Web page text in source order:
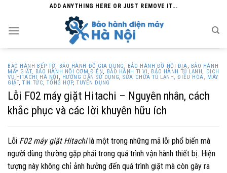
content
ADD ANYTHING HERE OR JUST REMOVE IT...
BẢO HÀNH BẾP TỪ, BẢO HÀNH ĐỒ GIA DỤNG , BẢO HÀNH ĐỒ NỘI ĐỊA, BẢO HÀNH
MÁY GIẶT, BẢO HÀNH NỒI CƠM ĐIỆN, BẢO HÀNH TI VI, BẢO HÀNH TỦ LẠNH, DỊCH
VỤ HITACHI HÀ NỘI , HƯỚNG DẪN SỬ DỤNG,SỬA CHỮA TỦ LẠNH, ĐIỀU HÒA, MÁY
GIẶT,TIN TỨC,TỔNG HỢP,TUYỂN DỤNG
Lỗi F02 máy giặt Hitachi – Nguyên nhân, cách
khắc phục và các lời khuyên hữu ích
Lỗi F02 máy giặt Hitachilà một trong những mã lỗi phổ biến mà
người dùng thường gặp phải trong quá trình vận hành thiết bị. Hiện
tượng này không chỉ ảnh hưởng đến quá trình giặt mà còn gây ra